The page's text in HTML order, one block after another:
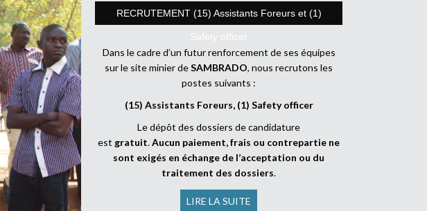
RECRUTEMENT (15) Assistants Foreurs et (1)
Safety officer
Dans le cadre d’un futur renforcement de ses équipes
sur le site minier deSAMBRADO, nous recrutons les
postes suivants :
(15) Assistants Foreurs, (1) Safety officer
Le dépôt des dossiers de candidature
est gratuit.Aucun paiement, frais ou contrepartie ne
sont exigés en échange de l’acceptation ou du
traitement des dossiers.
LIRE LA SUITE